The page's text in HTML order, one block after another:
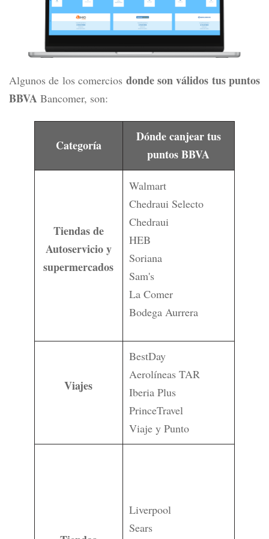
Algunos de los comercios donde son válidos tus puntos
BBVA Bancomer, son:
Categoría
Dónde canjear tus
puntos BBVA
Tiendas de
Autoservicio y
supermercados
Walmart
Chedraui Selecto
Chedraui
HEB
Soriana
Sam's
La Comer
Bodega Aurrera
Viajes
BestDay
Aerolíneas TAR
Iberia Plus
PrinceTravel
Viaje y Punto
Liverpool
Sears